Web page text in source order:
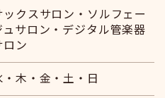
ックスサロン・ソルフェー
ュサロン・デジタル管楽器
ロン
・木・金・土・日